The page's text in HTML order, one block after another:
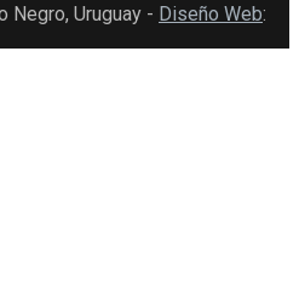
Negro, Uruguay - Diseño Web: